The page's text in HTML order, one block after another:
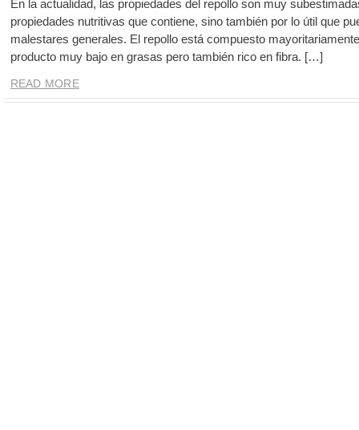
En la actualidad, las propiedades del repollo son muy
propiedades nutritivas que contiene, sino también por lo útil que
malestares generales. El repollo está compuesto
producto muy bajo en grasas pero también rico en fibra. […]
READ MORE